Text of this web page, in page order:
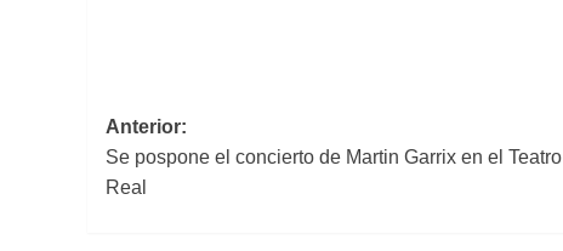
Navegación
de
Anterior:
Se pospone el concierto de Martin Garrix en el Teatro
Real